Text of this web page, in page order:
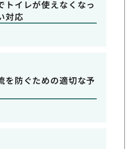
トイレが使えなくなっ
対応
を防ぐための適切な予